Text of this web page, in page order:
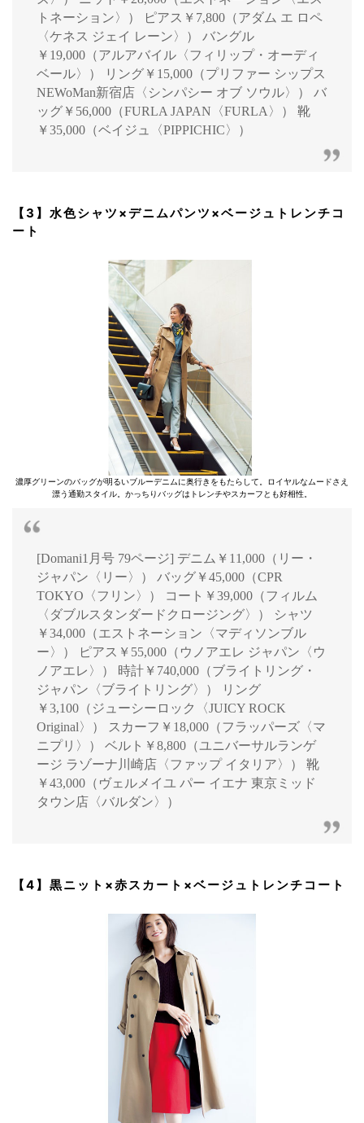
トネーション〉） ピアス￥7,800（アダム エ ロペ
〈ケネス ジェイ レーン〉） バングル
￥19,000（アルアバイル〈フィリップ・オーディ
ベール〉） リング￥15,000（プリファー シップス
NEWoMan新宿店〈シンパシー オブ ソウル〉） バ
ッグ￥56,000（FURLA JAPAN〈FURLA〉） 靴
￥35,000（ベイジュ〈PIPPICHIC〉）
【3】水色シャツ×デニムパンツ×ベージュトレンチコ
ート
濃厚グリーンのバッグが明るいブルーデニムに奥行きをもたらして。ロイヤルなムードさえ
漂う通勤スタイル。かっちりバッグはトレンチやスカーフとも好相性。
[Domani1月号 79ページ] デニム￥11,000（リー・
ジャパン〈リー〉） バッグ￥45,000（CPR
TOKYO〈フリン〉） コート￥39,000（フィルム
〈ダブルスタンダードクロージング〉） シャツ
￥34,000（エストネーション〈マディソンブル
ー〉） ピアス￥55,000（ウノアエレ ジャパン〈ウ
ノアエレ〉） 時計￥740,000（ブライトリング・
ジャパン〈ブライトリング〉） リング
￥3,100（ジューシーロック〈JUICY ROCK
Original〉） スカーフ￥18,000（フラッパーズ〈マ
ニプリ〉） ベルト￥8,800（ユニバーサルランゲ
ージ ラゾーナ川崎店〈ファップ イタリア〉） 靴
￥43,000（ヴェルメイユ パー イエナ 東京ミッド
タウン店〈バルダン〉）
【4】黒ニット×赤スカート×ベージュトレンチコート